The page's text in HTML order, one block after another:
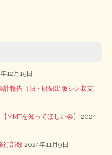
12月15日
報告（旧・財研出版シン収支
MMTを知ってほしい会】
2024
行部数 2024年11月9日